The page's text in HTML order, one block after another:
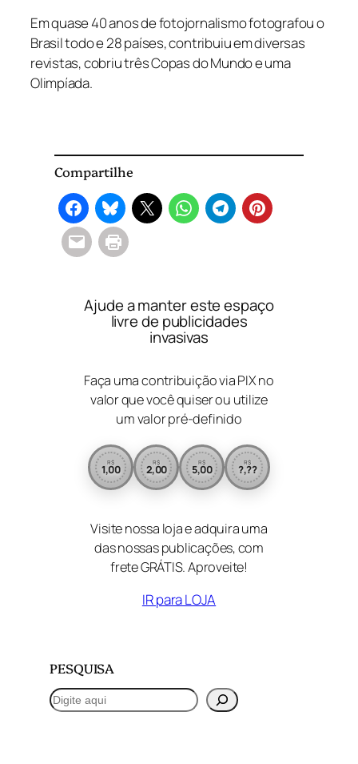
Em quase 40 anos de fotojornalismo fotografou o
Brasil todo e 28 países, contribuiu em diversas
revistas, cobriu três Copas do Mundo e uma
Olimpíada.
Compartilhe
Ajude a manter este espaço
livre de publicidades
invasivas
Faça uma contribuição via PIX no
valor que você quiser ou utilize
um valor pré-definido
R$
1,00
R$
2,00
R$
5,00
R$
?,??
Visite nossa loja e adquira uma
das nossas publicações, com
frete GRÁTIS. Aproveite!
IR para LOJA
PESQUISA
P
e